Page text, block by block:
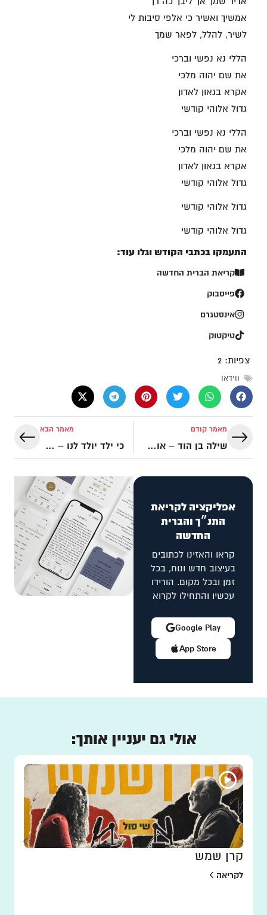
אמשיך ואשיר כי אלפי סיבות לי
לשיר, להלל, לפאר שמך
הללי נא נפשי וברכי
את שם יהוה מלכי
אקרא בגאון לאדון
גדול אלוהי קודשי
הללי נא נפשי וברכי
את שם יהוה מלכי
אקרא בגאון לאדון
גדול אלוהי קודשי
גדול אלוהי קודשי
גדול אלוהי קודשי
התעמקו בכתבי הקודש וגלו עוד:
קריאת הברית החדשה
פייסבוק
אינסטגרם
טיקטוק
צפיות: 2
ווידאו
מאמר קודם
שילה בן הוד – אוקיינוסים – Oceans בעברית | דרור מוסיקה
מאמר הבא
כי ילד יולד לנו – המשיח נולד! ביצוע מודרני לקלאסיקה של הנדל מישעיהו ט' ה' | דרור מוסיקה
אפליקציה לקריאת
התנ״ך והברית
החדשה
קראו והאזינו לכתובים
בעיצוב חדש ונוח, בכל
זמן ובכל מקום. הורידו
עכשיו והתחילו לקרוא
App Store
Google Play
אולי גם יעניין אותך:
קרן שמש
לקריאה